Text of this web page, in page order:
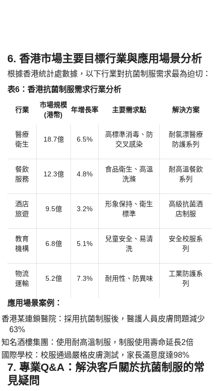
6. 香港市場主要目標行業與應用場景分析
根據香港統計處數據，以下行業對抗菌制服需求最為迫切：
​表6：香港抗菌制服需求行業分析​
行業
市場規模
(港幣)
年增長率 主要需求點 解決方案
醫療
衛生
18.7億 6.5%
高標準消毒、防
交叉感染
耐氯漂醫療
防護系列
餐飲
服務
12.3億 4.8%
食品衛生、高溫
洗滌
耐高溫餐飲
系列
酒店
旅遊
9.5億 3.2%
形象保持、衛生
標準
高級抗菌酒
店制服
教育
機構
6.8億 5.1%
兒童安全、易清
洗
安全校服系
列
物流
運輸
5.2億 7.3% 耐用性、防異味
工業防護系
列
​應用場景案例：​
香港某連鎖醫院：採用抗菌制服後，醫護人員皮膚問題減少
63%
知名酒樓集團：使用耐高溫制服，制服使用壽命延長2倍
國際學校：校服通過嚴格皮膚測試，家長滿意度達98%
7. 專業Q&A：解決客戶關於抗菌制服的常
見疑問